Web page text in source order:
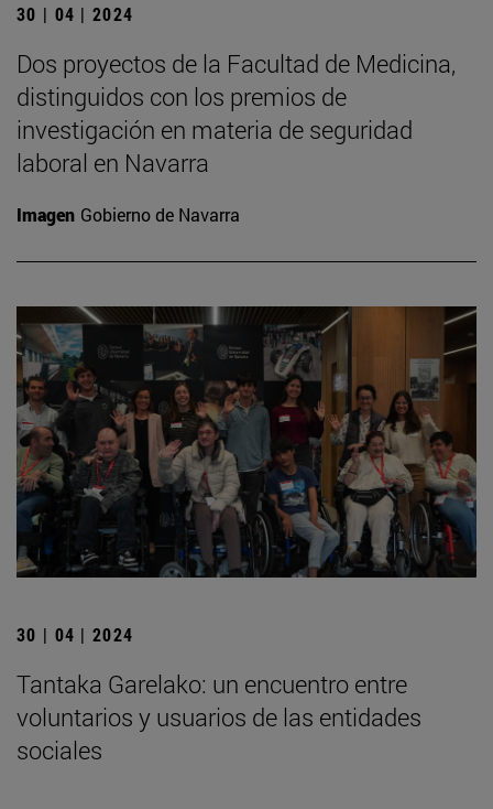
30 | 04 | 2024
Dos proyectos de la Facultad de Medicina,
distinguidos con los premios de
investigación en materia de seguridad
laboral en Navarra
Imagen Gobierno de Navarra
30 | 04 | 2024
Tantaka Garelako: un encuentro entre
voluntarios y usuarios de las entidades
sociales